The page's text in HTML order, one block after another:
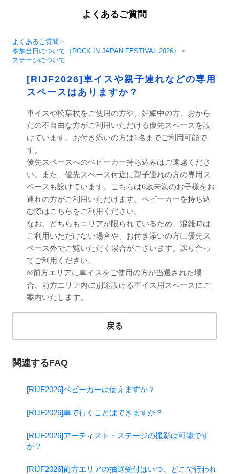
よくあるご質問
よくあるご質問 >
参加当日について（ROCK IN JAPAN FESTIVAL 2026） >
ステージについて
[RIJF2026]車イスや親子連れなどの専用
スペースはありますか？
車イスや松葉杖をご使用の方や、妊娠中の方、おから
だの不自由な方がご利用いただける優先スペースを設
けています。お付き添いの方は1名までご利用可能で
す。
優先スペースへのベビーカー持ち込みはご遠慮くださ
い。また、優先スペース付近に親子連れの方の専用ス
ペースも設けています。こちらは6歳未満のお子様をお
連れの方がご利用いただけます。ベビーカーを持ち込
む際はこちらをご利用ください。
なお、どちらもエリアが限られているため、混雑時は
ご利用いただけない場合や、お付き添いの方に優先ス
ペース外でご覧いただく場合がございます。譲り合っ
てご利用ください。
※前方エリアに車イスをご使用の方が当選された場
合、前方エリア内に別途設ける車イス用スペースにご
案内いたします。
戻る
関連するFAQ
[RIJF2026]ベビーカーは使えますか？
[RIJF2026]車で行くことはできますか？
[RIJF2026]アーティスト・ステージの撮影は可能です
か？
[RIJF2026]前方エリアの抽選受付はいつ、どこで行われ